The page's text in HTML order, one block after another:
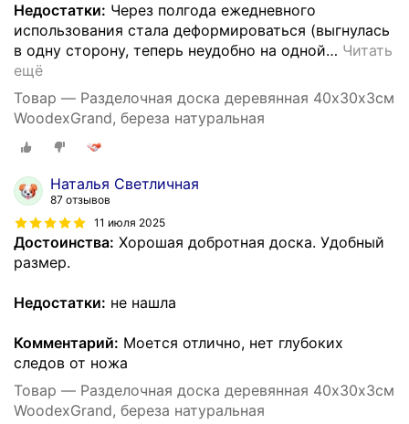
Недостатки: Через полгода ежедневного
использования стала деформироваться (выгнулась
в одну сторону, теперь неудобно на одной… Читать
ещё
Товар — Разделочная доска деревянная 40х30х3см
WoodexGrand, береза натуральная
Наталья Светличная
87 отзывов
11 июля 2025
Достоинства: Хорошая добротная доска. Удобный
размер.
Недостатки: не нашла
Комментарий: Моется отлично, нет глубоких
следов от ножа
Товар — Разделочная доска деревянная 40х30х3см
WoodexGrand, береза натуральная